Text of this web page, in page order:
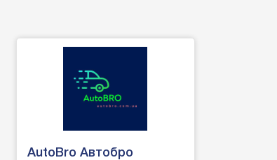
AutoBro Автобро